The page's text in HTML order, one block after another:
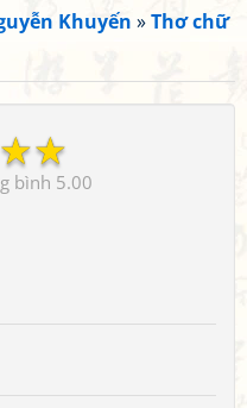
Khuyến »Thơ chữ
☆
☆
5.00